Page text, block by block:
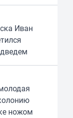
Иван
ножом